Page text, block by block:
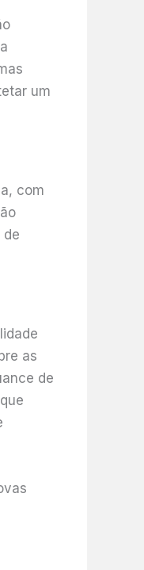
um
com
de
as
de